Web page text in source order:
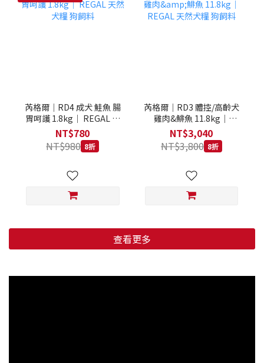
芮格爾｜RD4 成犬 鮭魚 腸
胃呵護 1.8kg｜ REGAL 天
然犬糧 狗飼料
NT$780
NT$980 8折
芮格爾｜RD3 體控/高齡犬
雞肉&鯡魚 11.8kg｜
REGAL 天然犬糧 狗飼料
NT$3,040
NT$3,800 8折
查看更多